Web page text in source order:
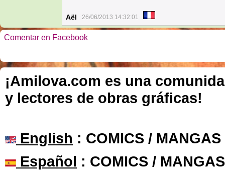
Aël 26/06/2013 14:32:01
Comentar en Facebook
¡Amilova.com es una
y lectores de obras gráficas!
English : COMICS /
Español : COMICS /